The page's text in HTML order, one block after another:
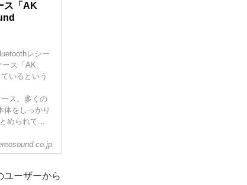
ス「AK
レシー
ース「AK
いるという
ス。多くの
体をしっかり
められて...
ーザーから